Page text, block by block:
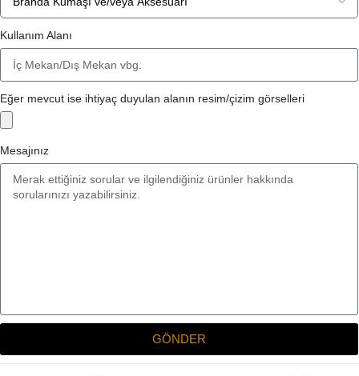
Kullanım Alanı
Eğer mevcut ise ihtiyaç duyulan alanın resim/çizim görselleri
Mesajınız
GÖNDER